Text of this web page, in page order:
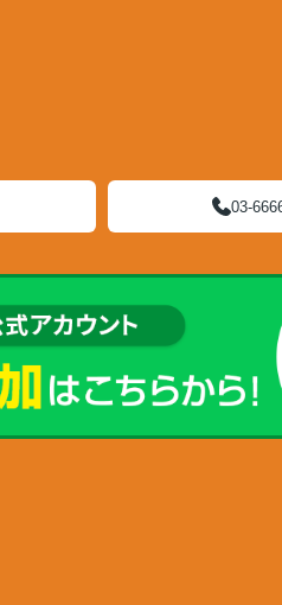
03-